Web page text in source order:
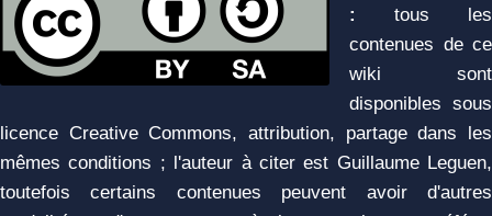
:
tous les
contenues de ce
wiki sont
disponibles sous
licence Creative Commons, attribution, partage dans les
mêmes conditions ; l'auteur à citer est Guillaume Leguen,
toutefois certains contenues peuvent avoir d'autres